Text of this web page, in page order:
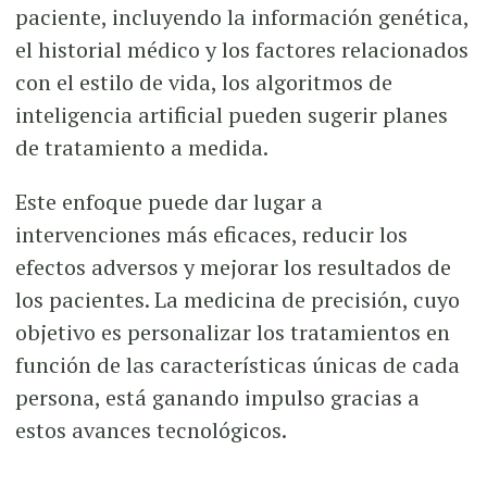
paciente, incluyendo la información genética,
el historial médico y los factores relacionados
con el estilo de vida, los algoritmos de
inteligencia artificial pueden sugerir planes
de tratamiento a medida.
Este enfoque puede dar lugar a
intervenciones más eficaces, reducir los
efectos adversos y mejorar los resultados de
los pacientes. La medicina de precisión, cuyo
objetivo es personalizar los tratamientos en
función de las características únicas de cada
persona, está ganando impulso gracias a
estos avances tecnológicos.